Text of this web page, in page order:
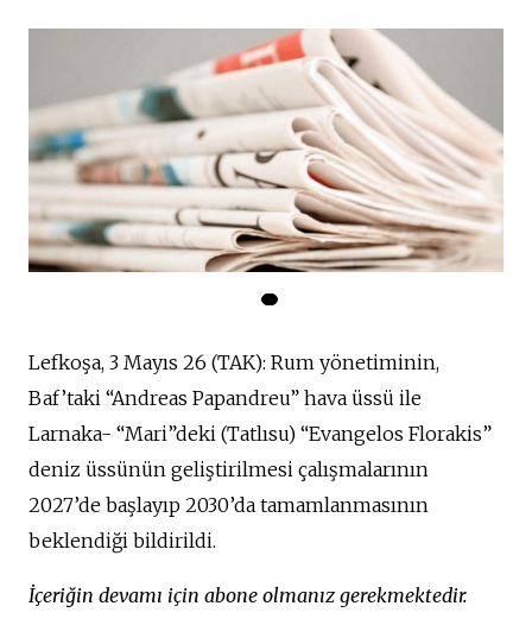
Lefkoşa, 3 Mayıs 26 (TAK): Rum yönetiminin,
Baf’taki “Andreas Papandreu” hava üssü ile
Larnaka- “Mari”deki (Tatlısu) “Evangelos Florakis”
deniz üssünün geliştirilmesi çalışmalarının
2027’de başlayıp 2030’da tamamlanmasının
beklendiği bildirildi.
İçeriğin devamı için abone olmanız gerekmektedir.